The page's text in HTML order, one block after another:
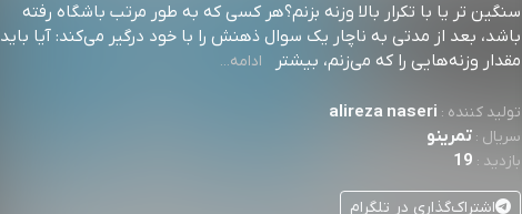
سنگین تر یا با تکرار بالا وزنه بزنم؟هر کسی که به طور مرتب باشگاه رفته
باشد، بعد از مدتی به ناچار یک سوال ذهنش را با خود درگیر می‌کند: آیا باید
مقدار وزنه‌هایی را که می‌زنم، بیشتر⁠⁠⁠⁠⁠⁠⁠⁠⁠⁠⁠⁠⁠⁠⁠⁠⁠⁠⁠⁠⁠⁠⁠⁠⁠⁠⁠⁠⁠⁠⁠⁠⁠⁠⁠⁠⁠⁠⁠⁠⁠⁠⁠⁠⁠⁠⁠⁠⁠⁠⁠⁠⁠⁠⁠⁠⁠⁠⁠⁠⁠⁠⁠⁠⁠⁠⁠⁠⁠⁠⁠⁠⁠⁠⁠⁠⁠⁠⁠⁠⁠⁠⁠⁠⁠⁠⁠⁠⁠⁠⁠⁠⁠⁠⁠⁠⁠⁠⁠⁠⁠⁠
ادامه...
تولید کننده : alireza naseri
سریال :تمرینو
بازدید : 19
اشتراک‌گذاری در تلگرام